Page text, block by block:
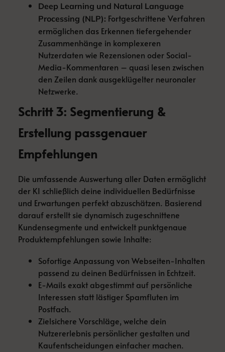
Deep Learning und Natural Language
Processing (NLP): Fortgeschrittene Verfahren
ermöglichen das Erkennen tiefergehender
Zusammenhänge in komplexeren
Nutzerdaten wie Rezensionen oder Social-
Media-Kommentaren – quasi lesen zwischen
den Zeilen dank ausgeklügelter neuronaler
Netzwerke.
Schritt 3: Segmentierung &
Erstellung passgenauer
Empfehlungen
Die umfassende Auswertung aller Daten ermöglicht
der KI schließlich deine individuellen Bedürfnisse
und Erwartungen perfekt abzuschätzen. Basierend
darauf erstellt sie dynamisch zugeschnittene
Kundensegmente und entwickelt punktgenaue
Produktempfehlungen sowie Inhalte:
Sofortige Anpassung von Webseiten-Inhalten
passend zu deinen Bedürfnissen in Echtzeit.
E-Mails exakt abgestimmt auf persönliche
Interessen statt lästiger Spamfluten im
Postfach.
Zielsichere Vorschläge, welche dein
Nutzererlebnis persönlicher gestalten und
Kaufentscheidungen einfacher machen.